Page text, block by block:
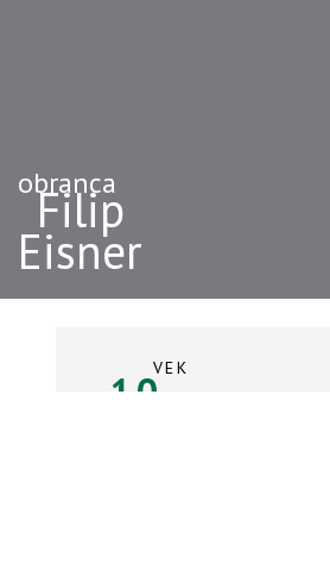
obranca
Filip
Eisner
VEK
10